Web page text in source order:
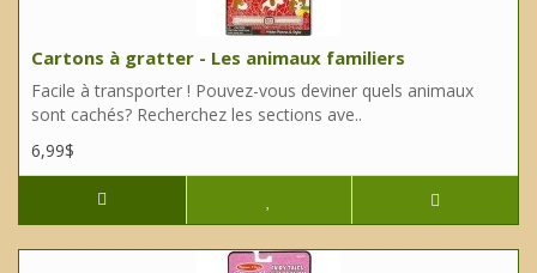
Cartons à gratter - Les animaux familiers
Facile à transporter ! Pouvez-vous deviner quels animaux
sont cachés? Recherchez les sections ave..
6,99$